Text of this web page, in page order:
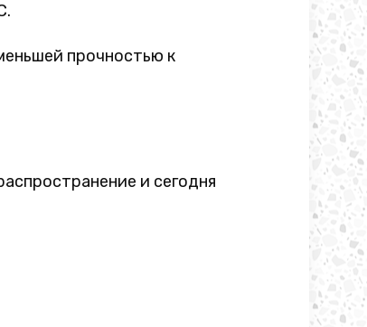
прочностью к
и сегодня